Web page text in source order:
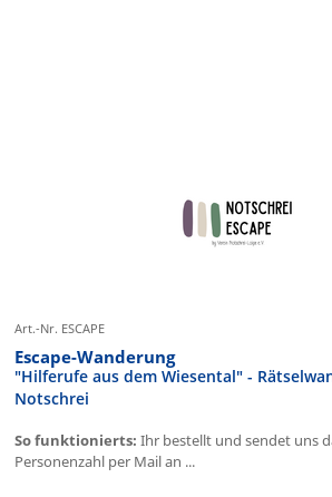
Art.-Nr. ESCAPE
Escape-Wanderung
"Hilferufe aus dem Wiesental" -
Notschrei
So funktionierts: Ihr bestellt und sendet uns
Personenzahl per Mail an ...